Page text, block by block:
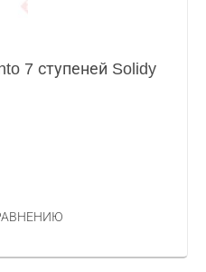
7 ступеней Solidy